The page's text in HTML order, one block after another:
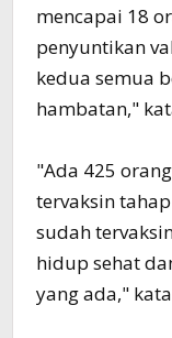
mencapai 18
penyuntikan
kedua semua
hambatan,"
"Ada 425
tervaksin
sudah
hidup sehat
yang ada,"